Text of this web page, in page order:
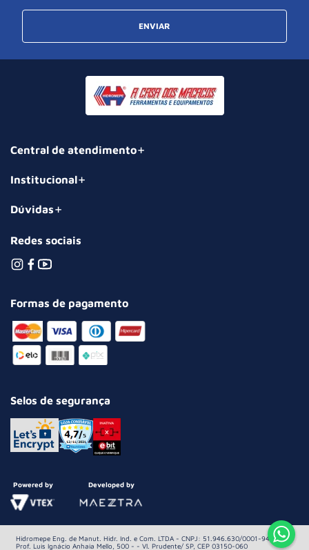
ENVIAR
Central de atendimento
Institucional
Dúvidas
Redes sociais
Formas de pagamento
Selos de segurança
Powered by Developed by
Hidromepe Eng. de Manut. Hidr. Ind. e Com. LTDA - CNPJ: 51.946.630/0001-94 Av.
Prof. Luis Ignácio Anhaia Mello, 500 - - Vl. Prudente/ SP, CEP 03150-060